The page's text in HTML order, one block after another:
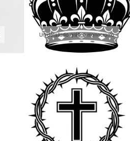
Un detallado gráfico monocromo